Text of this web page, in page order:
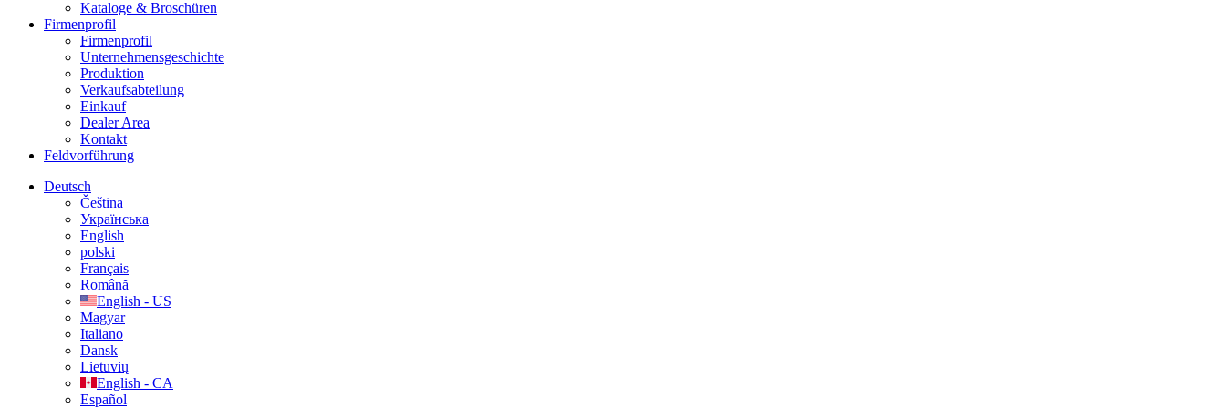
Kataloge & Broschüren
Firmenprofil
Firmenprofil
Unternehmensgeschichte
Produktion
Verkaufsabteilung
Einkauf
Dealer Area
Kontakt
Feldvorführung
Deutsch
Čeština
Українська
English
polski
Français
Română
English - US
Magyar
Italiano
Dansk
Lietuvių
English - CA
Español